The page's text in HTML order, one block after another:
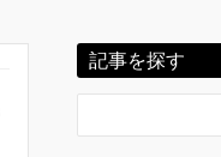
記事を探す